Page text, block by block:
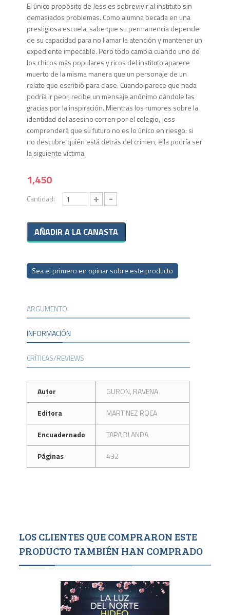
El único propósito de Jess es sobrevivir al instituto sin
demasiados problemas. Como alumna becada en una
prestigiosa escuela, sabe que su permanencia depende
de su capacidad para no llamar la atención y mantener un
expediente impecable. Pero todo cambia cuando uno de
los chicos más populares y ricos del instituto aparece
muerto de la misma manera que un personaje de un
relato que escribió para clase. Cuando parece que nada
podría ir peor, recibe un mensaje anónimo dándole las
gracias por la inspiración. Mientras los rumores sobre la
identidad del asesino corren por el colegio, Jess
comprenderá que su futuro no es lo único en riesgo: si
no descubre quién está detrás del crimen, ella podría ser
la siguiente víctima.
1,450
Cantidad: + -
Sea el primero en opinar sobre este producto
ARGUMENTO
INFORMACIÓN
CRÍTICAS/REVIEWS
Autor
GURON, RAVENA
Editora
MARTINEZ ROCA
Encuadernado
TAPA BLANDA
Páginas
432
LOS CLIENTES QUE COMPRARON ESTE
PRODUCTO TAMBIÉN HAN COMPRADO